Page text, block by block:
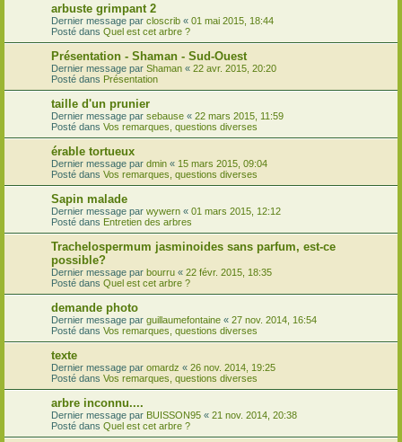
arbuste grimpant 2
Dernier message par closcrib « 01 mai 2015, 18:44
Posté dans Quel est cet arbre ?
Présentation - Shaman - Sud-Ouest
Dernier message par Shaman « 22 avr. 2015, 20:20
Posté dans Présentation
taille d'un prunier
Dernier message par sebause « 22 mars 2015, 11:59
Posté dans Vos remarques, questions diverses
érable tortueux
Dernier message par dmin « 15 mars 2015, 09:04
Posté dans Vos remarques, questions diverses
Sapin malade
Dernier message par wywern « 01 mars 2015, 12:12
Posté dans Entretien des arbres
Trachelospermum jasminoides sans parfum, est-ce
possible?
Dernier message par bourru « 22 févr. 2015, 18:35
Posté dans Quel est cet arbre ?
demande photo
Dernier message par guillaumefontaine « 27 nov. 2014, 16:54
Posté dans Vos remarques, questions diverses
texte
Dernier message par omardz « 26 nov. 2014, 19:25
Posté dans Vos remarques, questions diverses
arbre inconnu....
Dernier message par BUISSON95 « 21 nov. 2014, 20:38
Posté dans Quel est cet arbre ?